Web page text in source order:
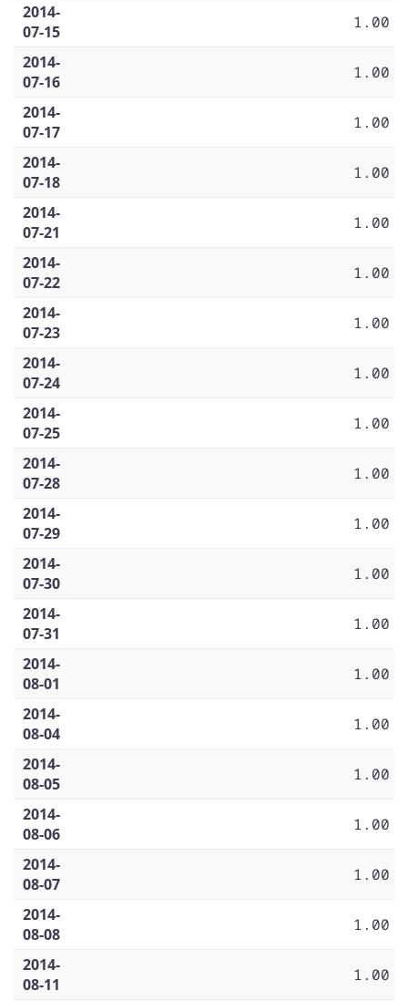
2014-
07-15
1.00
2014-
07-16
1.00
2014-
07-17
1.00
2014-
07-18
1.00
2014-
07-21
1.00
2014-
07-22
1.00
2014-
07-23
1.00
2014-
07-24
1.00
2014-
07-25
1.00
2014-
07-28
1.00
2014-
07-29
1.00
2014-
07-30
1.00
2014-
07-31
1.00
2014-
08-01
1.00
2014-
08-04
1.00
2014-
08-05
1.00
2014-
08-06
1.00
2014-
08-07
1.00
2014-
08-08
1.00
2014-
08-11
1.00